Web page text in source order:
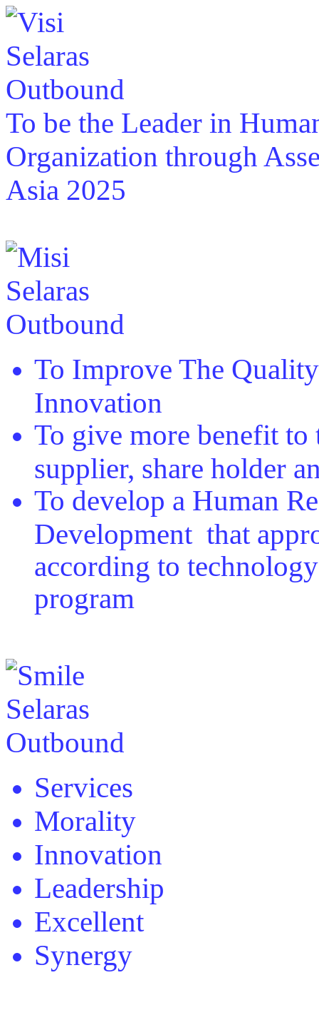
To be the Leader in
Organization through
Asia 2025
To Improve The
Innovation
To give more benefit to
supplier, share holder
To develop a Human
Development that
according to
program
Services
Morality
Innovation
Leadership
Excellent
Synergy